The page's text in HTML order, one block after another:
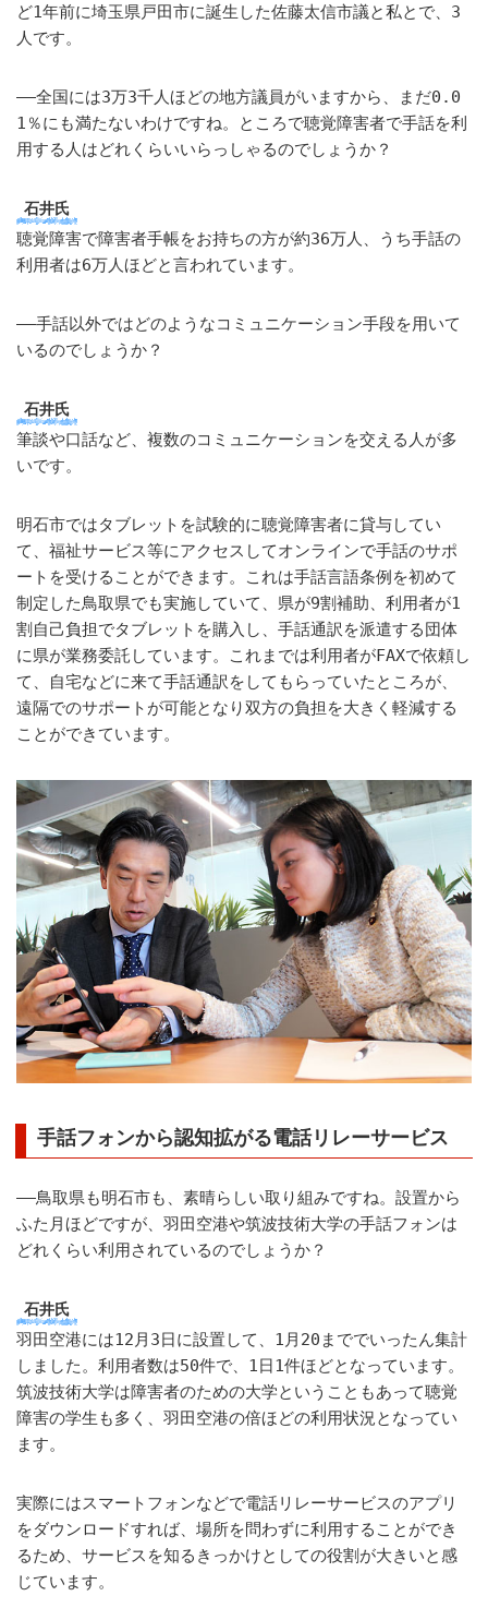
ど1年前に埼玉県戸田市に誕生した佐藤太信市議と私とで、3
人です。
――全国には3万3千人ほどの地方議員がいますから、まだ0.0
1％にも満たないわけですね。ところで聴覚障害者で手話を利
用する人はどれくらいいらっしゃるのでしょうか？
石井氏
聴覚障害で障害者手帳をお持ちの方が約36万人、うち手話の
利用者は6万人ほどと言われています。
――手話以外ではどのようなコミュニケーション手段を用いて
いるのでしょうか？
石井氏
筆談や口話など、複数のコミュニケーションを交える人が多
いです。
明石市ではタブレットを試験的に聴覚障害者に貸与してい
て、福祉サービス等にアクセスしてオンラインで手話のサポ
ートを受けることができます。これは手話言語条例を初めて
制定した鳥取県でも実施していて、県が9割補助、利用者が1
割自己負担でタブレットを購入し、手話通訳を派遣する団体
に県が業務委託しています。これまでは利用者がFAXで依頼し
て、自宅などに来て手話通訳をしてもらっていたところが、
遠隔でのサポートが可能となり双方の負担を大きく軽減する
ことができています。
手話フォンから認知拡がる電話リレーサービス
――鳥取県も明石市も、素晴らしい取り組みですね。設置から
ふた月ほどですが、羽田空港や筑波技術大学の手話フォンは
どれくらい利用されているのでしょうか？
石井氏
羽田空港には12月3日に設置して、1月20まででいったん集計
しました。利用者数は50件で、1日1件ほどとなっています。
筑波技術大学は障害者のための大学ということもあって聴覚
障害の学生も多く、羽田空港の倍ほどの利用状況となってい
ます。
実際にはスマートフォンなどで電話リレーサービスのアプリ
をダウンロードすれば、場所を問わずに利用することができ
るため、サービスを知るきっかけとしての役割が大きいと感
じています。